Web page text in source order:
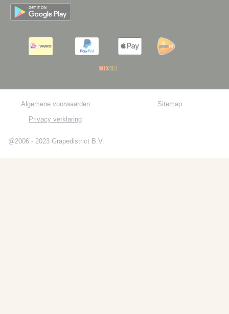
Algemene voorwaarden
Privacy verklaring
Sitemap
@2006 - 2023 Grapedistrict B.V.